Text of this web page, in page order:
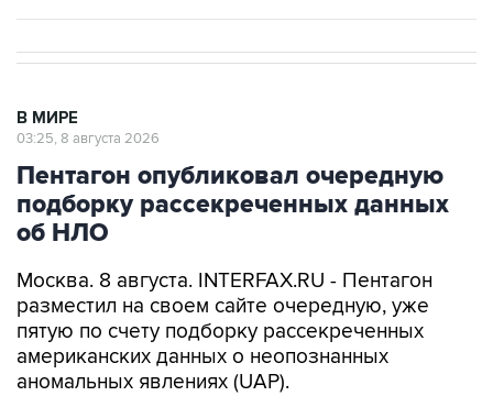
В МИРЕ
03:25, 8 августа 2026
Пентагон опубликовал очередную
подборку рассекреченных данных
об НЛО
Москва. 8 августа. INTERFAX.RU - Пентагон
разместил на своем сайте очередную, уже
пятую по счету подборку рассекреченных
американских данных о неопознанных
аномальных явлениях (UAP).